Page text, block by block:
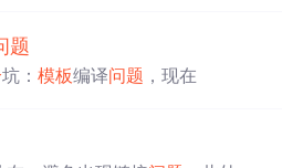
题
坑：模板编译问题 ，现在